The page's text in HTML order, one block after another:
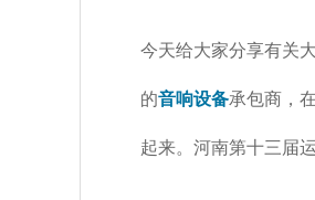
今天给大家分享有关
的音响设备承包商，
起来。河南第十三届